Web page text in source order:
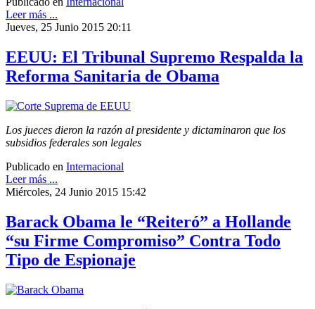
Leer más ...
Jueves, 25 Junio 2015 20:11
EEUU: El Tribunal Supremo Respalda la
Reforma Sanitaria de Obama
Los jueces dieron la razón al presidente y dictaminaron que los
subsidios federales son legales
Publicado en Internacional
Leer más ...
Miércoles, 24 Junio 2015 15:42
Barack Obama le “Reiteró” a Hollande
“su Firme Compromiso” Contra Todo
Tipo de Espionaje